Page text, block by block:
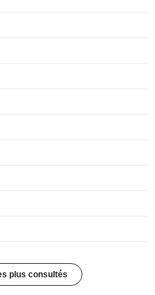
plus consultés